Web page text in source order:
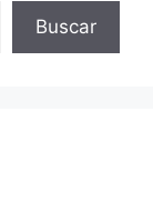
Buscar